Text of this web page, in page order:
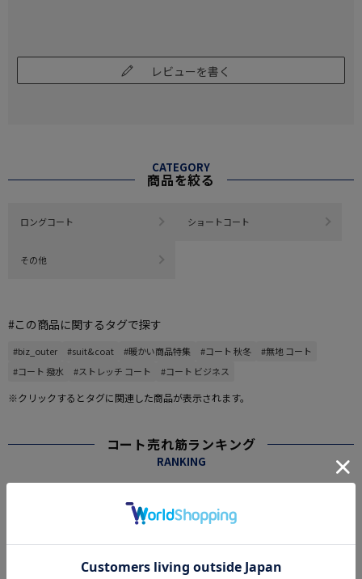
レビューを書く
CATEGORY
商品を絞る
ロングコート ショートコート
その他
#この商品に関するタグで探す
#biz_outer #suit&coat #暖かい商品特集 #コート 秋冬
#無地 コート
#コート 撥水
#ストレッチ コート #コート ビジネス
※クリックするとタグに関連した商品が表示されます。
コート売れ筋ランキング
RANKING
2